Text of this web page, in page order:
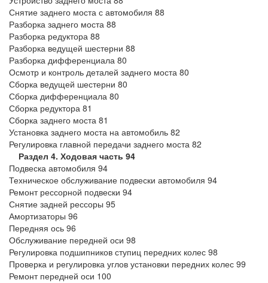
Снятие заднего моста с автомобиля 88
Разборка заднего моста 88
Разборка редуктора 88
Разборка ведущей шестерни 88
Разборка дифференциала 80
Осмотр и контроль деталей заднего моста 80
Сборка ведущей шестерни 80
Сборка дифференциала 80
Сборка редуктора 81
Сборка заднего моста 81
Установка заднего моста на автомобиль 82
Регулировка главной передачи заднего моста 82
Раздел 4. Ходовая часть 94
Подвеска автомобиля 94
Техническое обслуживание подвески автомобиля 94
Ремонт рессорной подвески 94
Снятие задней рессоры 95
Амортизаторы 96
Передняя ось 96
Обслуживание передней оси 98
Регулировка подшипников ступиц передних колес 98
Проверка и регулировка углов установки передних колес 99
Ремонт передней оси 100